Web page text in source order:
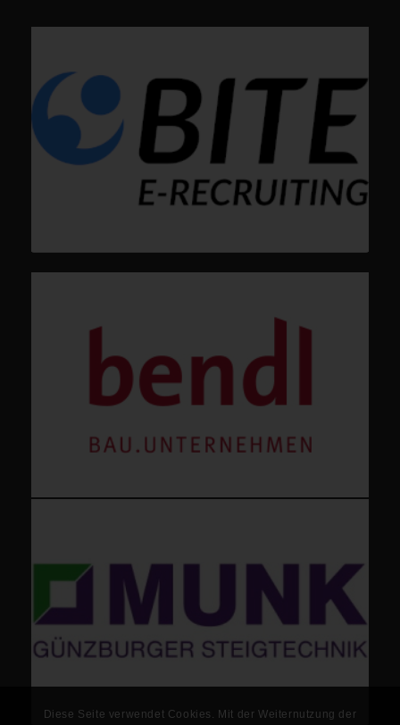
Diese Seite verwendet Cookies. Mit der Weiternutzung der